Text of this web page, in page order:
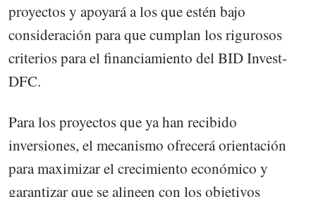
proyectos y apoyará a los que estén bajo
consideración para que cumplan los rigurosos
criterios para el financiamiento del BID Invest-
DFC.
Para los proyectos que ya han recibido
inversiones, el mecanismo ofrecerá orientación
para maximizar el crecimiento económico y
garantizar que se alineen con los objetivos